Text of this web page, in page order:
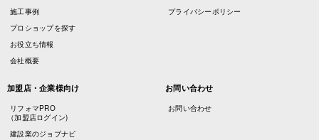
施工事例
プロショップを探す
お役立ち情報
会社概要
プライバシーポリシー
加盟店・企業様向け
リフォマPRO
（加盟店ログイン)
建設業のジョブナビ
お問い合わせ
お問い合わせ